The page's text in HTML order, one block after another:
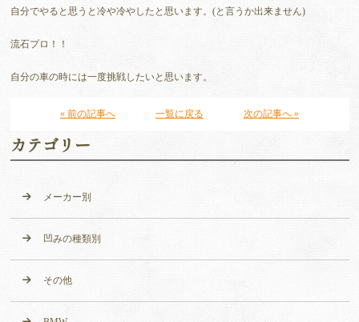
自分でやると思うと冷や冷やしたと思います。(と言うか出来ません)
流石プロ！！
自分の車の時には一度挑戦したいと思います。
« 前の記事へ 一覧に戻る 次の記事へ »
カテゴリー
メーカー別
凹みの種類別
その他